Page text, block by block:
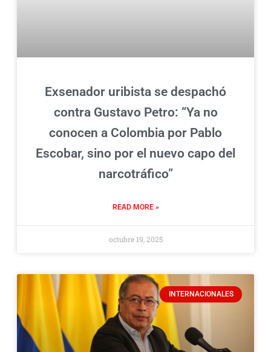
Exsenador uribista se despachó
contra Gustavo Petro: “Ya no
conocen a Colombia por Pablo
Escobar, sino por el nuevo capo del
narcotráfico”
READ MORE »
octubre 19, 2025
INTERNACIONALES